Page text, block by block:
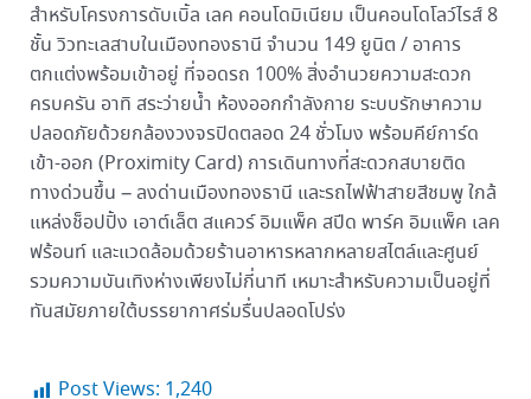
สำหรับโครงการดับเบิ้ล เลค คอนโดมิเนียม เป็นคอนโดโลว์ไรส์ 8
ชั้น วิวทะเลสาบในเมืองทองธานี จำนวน 149 ยูนิต / อาคาร
ตกแต่งพร้อมเข้าอยู่ ที่จอดรถ 100% สิ่งอำนวยความสะดวก
ครบครัน อาทิ สระว่ายน้ำ ห้องออกกำลังกาย ระบบรักษาความ
ปลอดภัยด้วยกล้องวงจรปิดตลอด 24 ชั่วโมง พร้อมคีย์การ์ด
เข้า-ออก (Proximity Card) การเดินทางที่สะดวกสบายติด
ทางด่วนขึ้น – ลงด่านเมืองทองธานี และรถไฟฟ้าสายสีชมพู ใกล้
แหล่งช็อปปิ้ง เอาต์เล็ต สแควร์ อิมแพ็ค สปีด พาร์ค อิมแพ็ค เลค
ฟร้อนท์ และแวดล้อมด้วยร้านอาหารหลากหลายสไตล์และศูนย์
รวมความบันเทิงห่างเพียงไม่กี่นาที เหมาะสำหรับความเป็นอยู่ที่
ทันสมัยภายใต้บรรยากาศร่มรื่นปลอดโปร่ง
Post Views: 1,240